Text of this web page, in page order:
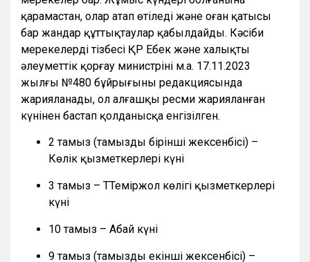
қарамастан, олар атап өтіледі және оған қатысы
бар жандар құттықтаулар қабылдайды. Кәсіби
мерекелердің тізбесі ҚР Еңбек және халықты
әлеуметтік қорғау министрінің м.а. 17.11.2023
жылғы №480 бұйрығының редакциясында
жарияланады, ол алғашқы ресми жарияланған
күнінен бастап қолданысқа енгізілген.
2 тамыз (тамыздың бірінші жексенбісі) –
Көлік қызметкерлері күні
3 тамыз – ТТеміржол көлігі қызметкерлері
күні
10 тамыз – Абай күні
9 тамыз (тамыздың екінші жексенбісі) –